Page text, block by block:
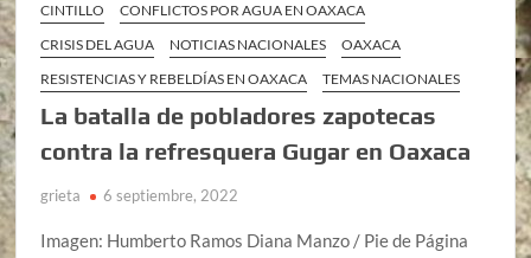
CINTILLO
CONFLICTOS POR AGUA EN OAXACA
CRISIS DEL AGUA
NOTICIAS NACIONALES
OAXACA
RESISTENCIAS Y REBELDÍAS EN OAXACA
TEMAS NACIONALES
La batalla de pobladores zapotecas
contra la refresquera Gugar en Oaxaca
grieta 6 septiembre, 2022
Imagen: Humberto Ramos Diana Manzo / Pie de Página